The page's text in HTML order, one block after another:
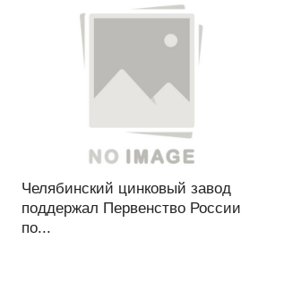
Челябинский цинковый завод
поддержал Первенство России
по...